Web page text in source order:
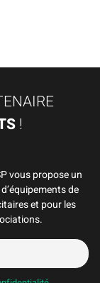
!
vous propose un
de
et pour les